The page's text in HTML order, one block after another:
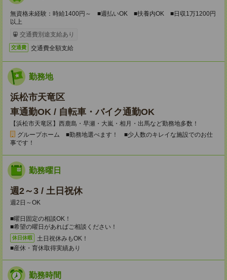
無資格未経験：時給1400円～ ■週払いOK ■扶養内OK ■日収1万1200円
以上
交通費別途支給あり
交通費 交通費全額支給
勤務地
浜松市天竜区
車通勤OK / 自転車・バイク通勤OK
【浜松市天竜区】西鹿島・早瀬・大嵐・相月・出馬など勤務地多数！
グループホーム ■勤務地選べます！ ■少人数のキレイな施設でのお仕
事です！
勤務曜日
週2～3 / 土日祝休
週2日～OK
■曜日固定の相談OK！
■希望の曜日があればご相談ください！
休日休暇
土日祝休みもOK！
■産休・育休取得実績あり
勤務時間